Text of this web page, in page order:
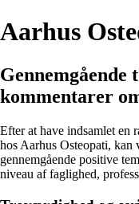
Aarhus
Gennemgående
kommentarer
Efter at have indsamlet en
hos Aarhus Osteopati,
gennemgående positive
niveau af faglighed,